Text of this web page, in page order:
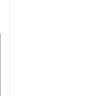
CONICAL -